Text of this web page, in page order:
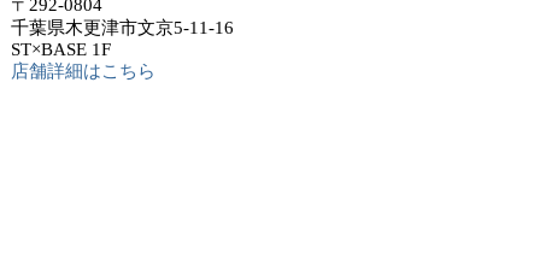
〒292-0804
千葉県木更津市文京5-11-16
ST×BASE 1F
店舗詳細はこちら